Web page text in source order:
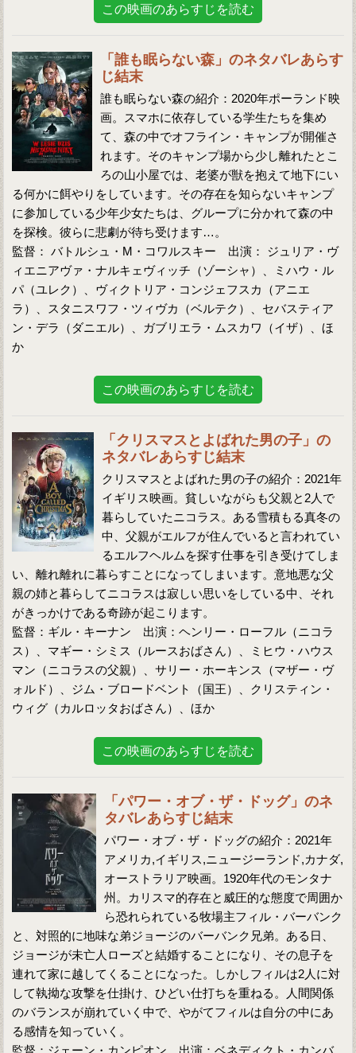
この映画のあらすじを読む
「誰も眠らない森」のネタバレあらす
じ結末
誰も眠らない森の紹介：2020年ポーランド映
画。スマホに依存している学生たちを集め
て、森の中でオフライン・キャンプが開催さ
れます。そのキャンプ場から少し離れたとこ
ろの山小屋では、老婆が獣を抱えて地下にい
る何かに餌やりをしています。その存在を知らないキャンプ
に参加している少年少女たちは、グループに分かれて森の中
を探検。彼らに悲劇が待ち受けます…。
監督： バトルシュ・M・コワルスキー 出演： ジュリア・ヴ
ィエニアヴァ・ナルキェヴィッチ（ゾーシャ）、ミハウ・ル
パ（ユレク）、ヴィクトリア・コンジェフスカ（アニエ
ラ）、スタニスワフ・ツィヴカ（ベルテク）、セバスティア
ン・デラ（ダニエル）、ガブリエラ・ムスカワ（イザ）、ほ
か
この映画のあらすじを読む
「クリスマスとよばれた男の子」の
ネタバレあらすじ結末
クリスマスとよばれた男の子の紹介：2021年
イギリス映画。貧しいながらも父親と2人で
暮らしていたニコラス。ある雪積もる真冬の
中、父親がエルフが住んでいると言われてい
るエルフヘルムを探す仕事を引き受けてしま
い、離れ離れに暮らすことになってしまいます。意地悪な父
親の姉と暮らしてニコラスは寂しい思いをしている中、それ
がきっかけである奇跡が起こります。
監督：ギル・キーナン 出演：ヘンリー・ローフル（ニコラ
ス）、マギー・シミス（ルースおばさん）、ミヒウ・ハウス
マン（ニコラスの父親）、サリー・ホーキンス（マザー・ヴ
ォルド）、ジム・ブロードベント（国王）、クリスティン・
ウィグ（カルロッタおばさん）、ほか
この映画のあらすじを読む
「パワー・オブ・ザ・ドッグ」のネ
タバレあらすじ結末
パワー・オブ・ザ・ドッグの紹介：2021年
アメリカ,イギリス,ニュージーランド,カナダ,
オーストラリア映画。1920年代のモンタナ
州。カリスマ的存在と威圧的な態度で周囲か
ら恐れられている牧場主フィル・バーバンク
と、対照的に地味な弟ジョージのバーバンク兄弟。ある日、
ジョージが未亡人ローズと結婚することになり、その息子を
連れて家に越してくることになった。しかしフィルは2人に対
して執拗な攻撃を仕掛け、ひどい仕打ちを重ねる。人間関係
のバランスが崩れていく中で、やがてフィルは自分の中にあ
る感情を知っていく。
監督：ジェーン・カンピオン 出演：ベネディクト・カンバ